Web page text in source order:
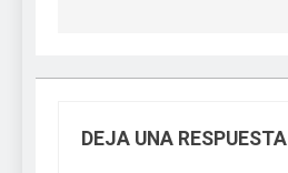
DEJA UNA RESPUESTA